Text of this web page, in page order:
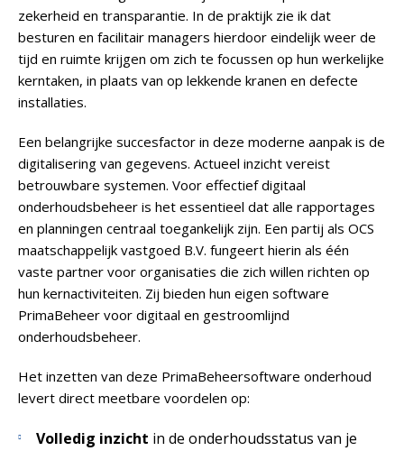
zekerheid en transparantie. In de praktijk zie ik dat
besturen en facilitair managers hierdoor eindelijk weer de
tijd en ruimte krijgen om zich te focussen op hun werkelijke
kerntaken, in plaats van op lekkende kranen en defecte
installaties.
Een belangrijke succesfactor in deze moderne aanpak is de
digitalisering van gegevens. Actueel inzicht vereist
betrouwbare systemen. Voor effectief digitaal
onderhoudsbeheer is het essentieel dat alle rapportages
en planningen centraal toegankelijk zijn. Een partij als OCS
maatschappelijk vastgoed B.V. fungeert hierin als één
vaste partner voor organisaties die zich willen richten op
hun kernactiviteiten. Zij bieden hun eigen software
PrimaBeheer voor digitaal en gestroomlijnd
onderhoudsbeheer.
Het inzetten van deze PrimaBeheersoftware onderhoud
levert direct meetbare voordelen op:
Volledig inzicht in de onderhoudsstatus van je